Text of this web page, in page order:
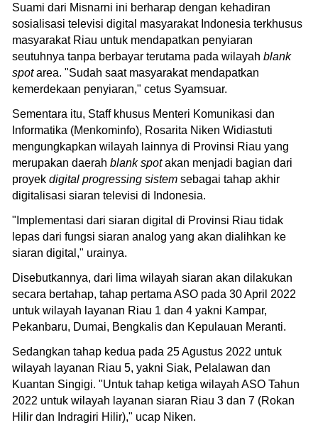
Suami dari Misnarni ini berharap dengan kehadiran
sosialisasi televisi digital masyarakat Indonesia terkhusus
masyarakat Riau untuk mendapatkan penyiaran
seutuhnya tanpa berbayar terutama pada wilayah blank
spotarea. "Sudah saat masyarakat mendapatkan
kemerdekaan penyiaran," cetus Syamsuar.
Sementara itu, Staff khusus Menteri Komunikasi dan
Informatika (Menkominfo), Rosarita Niken Widiastuti
mengungkapkan wilayah lainnya di Provinsi Riau yang
merupakan daerah blank spotakan menjadi bagian dari
proyek digital progressing sistem sebagai tahap akhir
digitalisasi siaran televisi di Indonesia.
"Implementasi dari siaran digital di Provinsi Riau tidak
lepas dari fungsi siaran analog yang akan dialihkan ke
siaran digital," urainya.
Disebutkannya, dari lima wilayah siaran akan dilakukan
secara bertahap, tahap pertama ASO pada 30 April 2022
untuk wilayah layanan Riau 1 dan 4 yakni Kampar,
Pekanbaru, Dumai, Bengkalis dan Kepulauan Meranti.
Sedangkan tahap kedua pada 25 Agustus 2022 untuk
wilayah layanan Riau 5, yakni Siak, Pelalawan dan
Kuantan Singigi. "Untuk tahap ketiga wilayah ASO Tahun
2022 untuk wilayah layanan siaran Riau 3 dan 7 (Rokan
Hilir dan Indragiri Hilir)," ucap Niken.